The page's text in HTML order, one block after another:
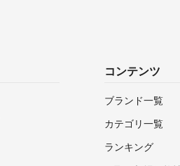
コンテンツ
ブランド一覧
カテゴリ一覧
ランキング